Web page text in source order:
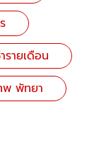
รายเดือน
พ พัทยา